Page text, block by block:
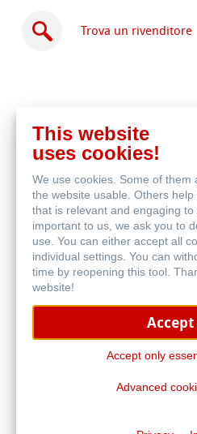
Trova un rivenditore
Acquista
online
This website
uses cookies!
We use cookies. Some of them
the website usable. Others
that is relevant and engaging
important to us, we ask you to
use. You can either accept all
individual settings. You can
time by reopening this tool.
website!
Accept only
Advanced